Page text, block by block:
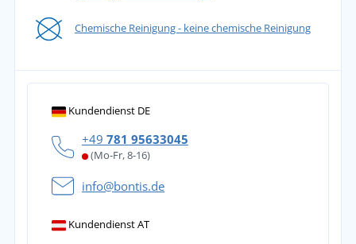
Chemische Reinigung - keine chemische Reinigung
Kundendienst DE
+49 781 95633045
(Mo-Fr, 8-16)
info@bontis.de
Kundendienst AT